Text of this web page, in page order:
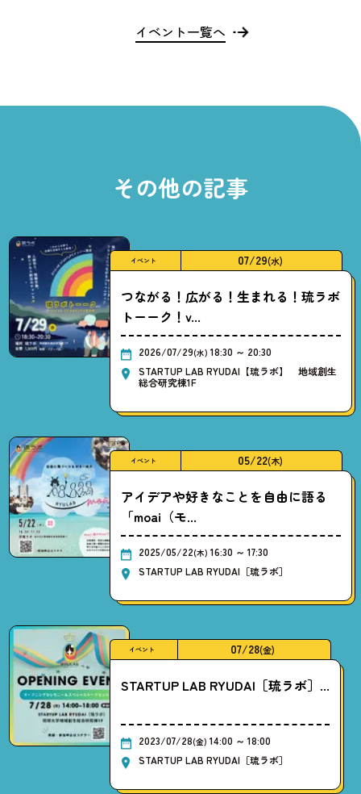
イベント一覧へ
その他の記事
イベント 07/29(水)
つながる！広がる！生まれる！琉ラボ
トーーク！v...
2026/07/29(水) 18:30 ～ 20:30
STARTUP LAB RYUDAI【琉ラボ】 地域創生
総合研究棟1F
イベント 05/22(木)
アイデアや好きなことを自由に語る
「moai（モ...
2025/05/22(木) 16:30 ～ 17:30
STARTUP LAB RYUDAI［琉ラボ］
イベント 07/28(金)
STARTUP LAB RYUDAI［琉ラボ］...
2023/07/28(金) 14:00 ～ 18:00
STARTUP LAB RYUDAI［琉ラボ］